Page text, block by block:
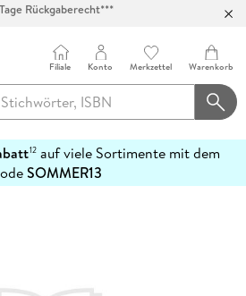
in über 100 Filialen
Filiale Konto Merkzettel Warenkorb
12auf viele Sortimente mit dem
SOMMER13